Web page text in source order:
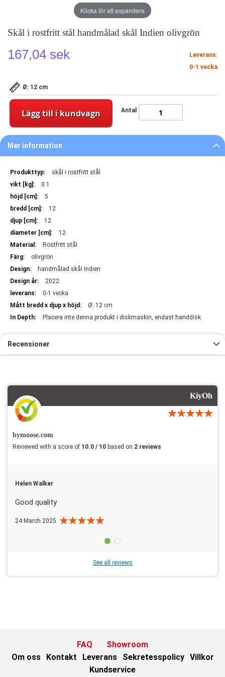
Skål i rostfritt stål handmålad skål Indien olivgrön
167,04 sek
Leverans:
0-1 vecka
Ø: 12 cm
Antal
Lägg till i kundvagn
Klicka för att expandera
Mer information
Mer
information
skål i rostfritt stål
0.1
5
12
12
12
Rostfritt stål
olivgrön
handmålad skål Indien
2022
0-1 vecka
Ø: 12 cm
Placera inte denna produkt i diskmaskin, endast handdisk.
Recensioner
KiyOh
bymoose.com
Reviewed with a score of 10.0 / 10 based on 2 reviews
Helen Walker
Good quality
24 March 2025
See all reviews
FAQ
Showroom
Om oss
Kontakt Leverans Sekretesspolicy
Villkor
Kundservice